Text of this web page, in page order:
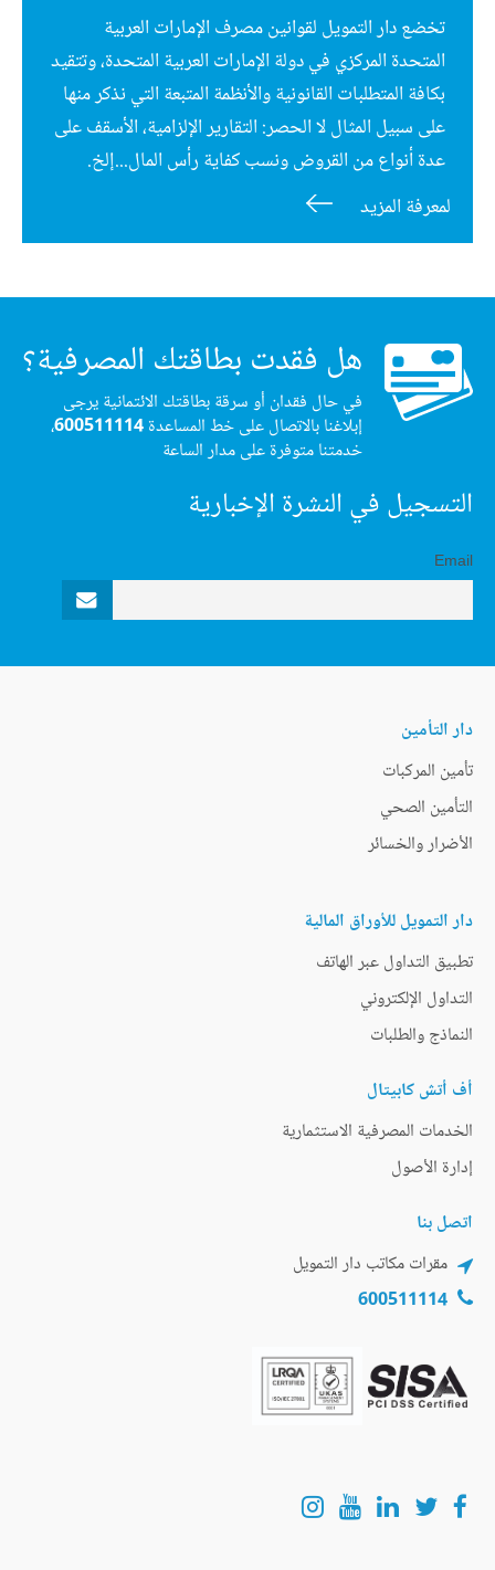
تخضع دار التمويل لقوانين مصرف الإمارات العربية
المتحدة المركزي في دولة الإمارات العربية المتحدة، وتتقيد
بكافة المتطلبات القانونية والأنظمة المتبعة التي نذكر منها
على سبيل المثال لا الحصر: التقارير الإلزامية، الأسقف على
عدة أنواع من القروض ونسب كفاية رأس المال...إلخ.
لمعرفة المزيد
هل فقدت بطاقتك المصرفية؟
في حال فقدان أو سرقة بطاقتك الائتمانية يرجى
إبلاغنا بالاتصال على خط المساعدة600511114،
خدمتنا متوفرة على مدار الساعة
التسجيل في النشرة الإخبارية
Email
دار التأمين
تأمين المركبات
التأمين الصحي
الأضرار والخسائر
دار التمويل للأوراق المالية
تطبيق التداول عبر الهاتف
التداول الإلكتروني
النماذج والطلبات
أف أتش كابيتال
الخدمات المصرفية الاستثمارية
إدارة الأصول
اتصل بنا
مقرات مكاتب دار التمويل
600511114